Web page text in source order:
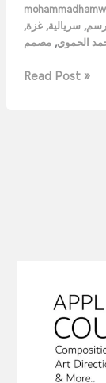
رسم,سريالية,غزة,
الحموي,مصمم
Read Post »